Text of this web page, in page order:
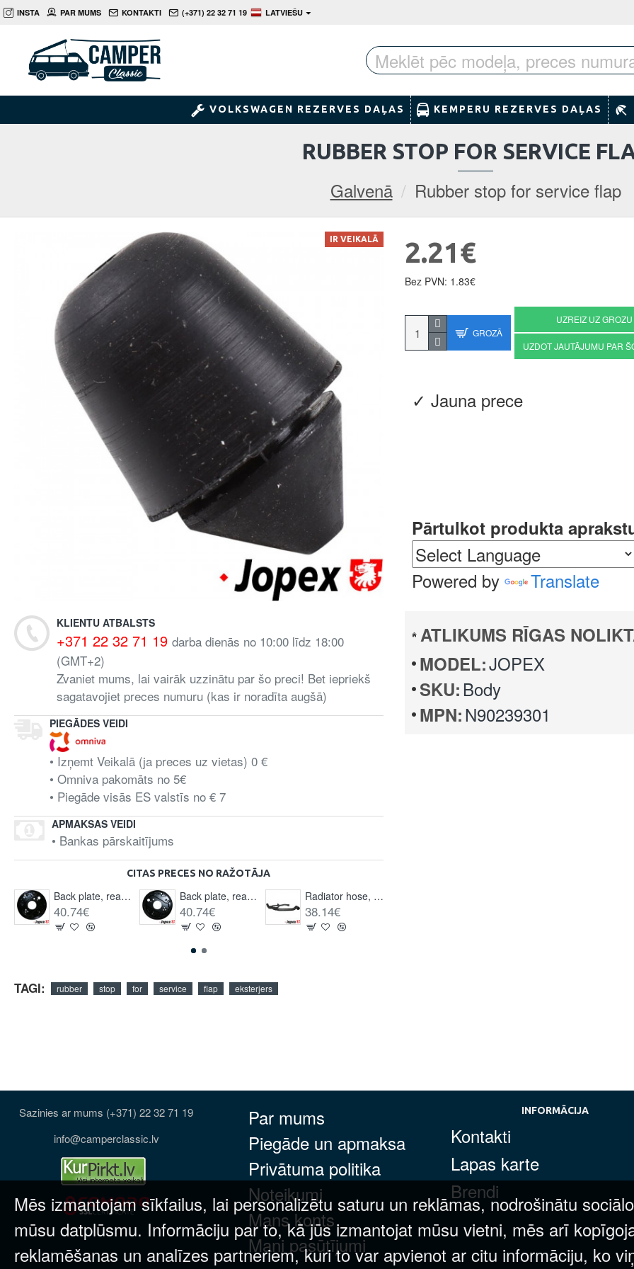
INSTA PAR MUMS KONTAKTI (+371) 22 32 71 19 LATVIEŠU
VOLKSWAGEN REZERVES DAĻAS KEMPERU REZERVES DAĻAS
Galvenā Rubber stop for service flap
RUBBER STOP FOR SERVICE
IR VEIKALĀ
CITAS PRECES NO RAŽOTĀJA
Back plate, rear, left
40.74€
Back plate, rear, right
40.74€
Radiator hose, expansion tank to water flange, water pump and thermostat housing
38.14€
PIEGĀDES VEIDI
• Izņemt Veikalā (ja preces uz vietas) 0 €
• Omniva pakomāts no 5€
• Piegāde visās ES valstīs no € 7
KLIENTU ATBALSTS
+371 22 32 71 19 darba dienās no 10:00 līdz 18:00
(GMT+2)
Zvaniet mums, lai vairāk uzzinātu par šo preci! Bet iepriekš
sagatavojiet preces numuru (kas ir noradīta augšā)
APMAKSAS VEIDI
• Bankas pārskaitījums
✓ Jauna prece
Pārtulkot produkta
Powered by Translate
ATLIKUMS RĪGAS
MODEL:JOPEX
SKU: Body
MPN:N90239301
2.21€
Bez PVN: 1.83€
GROZĀ
UZREIZ UZ GROZU
UZDOT JAUTĀJUMU PAR
TAGI: rubber stop for service flap eksterjers
Sazinies ar mums (+371) 22 32 71 19
info@camperclassic.lv
Par mums
Piegāde un apmaksa
Privātuma politika
Noteikumi
Mans konts
Mani pasūtījumi
INFORMĀCIJA
Kontakti
Lapas karte
Brendi
Mēs izmantojam sīkfailus, lai personalizētu saturu un reklāmas, nodrošinātu
mūsu datplūsmu. Informāciju par to, kā jūs izmantojat mūsu vietni, mēs arī
reklamēšanas un analīzes partneriem, kuri to var apvienot ar citu informāciju, ko